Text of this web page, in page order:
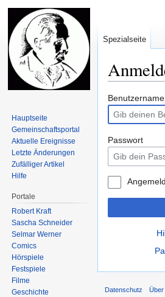
Zur
Navigation
springen
Zur
Suche
springen
Benutzername
Passwort
Spezialseite
Hauptseite
Gemeinschafts­portal
Aktuelle Ereignisse
Letzte Änderungen
Zufälliger Artikel
Hilfe
Portale
Robert Kraft
Sascha Schneider
Selmar Werner
Comics
Hörspiele
Festspiele
Filme
Geschichte
Datenschutz Über